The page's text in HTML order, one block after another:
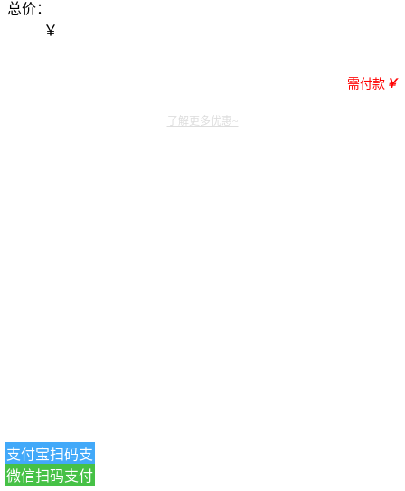
总价：
￥
需付款 ￥
支付宝扫码支
付
微信扫码支付
了解更多优惠~